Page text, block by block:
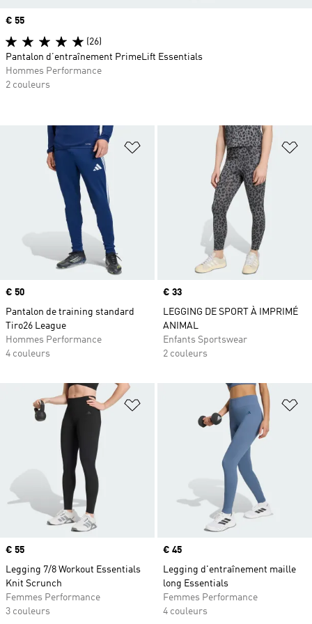
Ajouter à la Liste de produits
Prix
€ 50
Pantalon de training standard
Tiro26 League
Hommes Performance
4 couleurs
Prix
€ 33
LEGGING DE SPORT À IMPRIMÉ
ANIMAL
Enfants Sportswear
2 couleurs
Ajouter à la Liste de produits
Prix
€ 55
Legging 7/8 Workout Essentials
Knit Scrunch
Femmes Performance
3 couleurs
Prix
€ 45
Legging d'entraînement maille
long Essentials
Femmes Performance
4 couleurs
Prix
€ 55
(26)
Pantalon d’entraînement PrimeLift Essentials
Hommes Performance
2 couleurs